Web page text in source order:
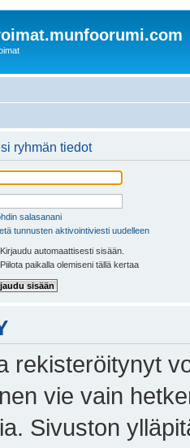
ryhmän tiedot
salasanani
tunnusten aktivointiviesti uudelleen
Kirjaudu automaattisesti sisään.
Piilota paikalla olemiseni tällä kertaa
rekisteröitynyt
vie vain
Sivuston